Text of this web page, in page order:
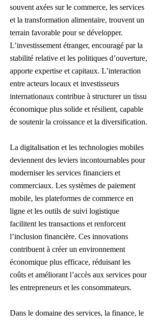
souvent axées sur le commerce, les services
et la transformation alimentaire, trouvent un
terrain favorable pour se développer.
L’investissement étranger, encouragé par la
stabilité relative et les politiques d’ouverture,
apporte expertise et capitaux. L’interaction
entre acteurs locaux et investisseurs
internationaux contribue à structurer un tissu
économique plus solide et résilient, capable
de soutenir la croissance et la diversification.
La digitalisation et les technologies mobiles
deviennent des leviers incontournables pour
moderniser les services financiers et
commerciaux. Les systèmes de paiement
mobile, les plateformes de commerce en
ligne et les outils de suivi logistique
facilitent les transactions et renforcent
l’inclusion financière. Ces innovations
contribuent à créer un environnement
économique plus efficace, réduisant les
coûts et améliorant l’accès aux services pour
les entrepreneurs et les consommateurs.
Dans le domaine des services, la finance, le